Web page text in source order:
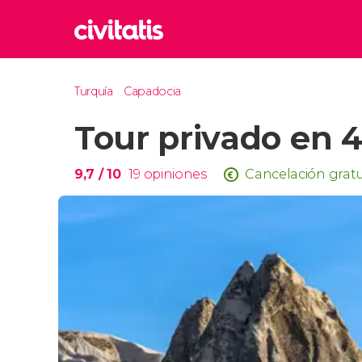
Reino
Turquía Capadocia
Tour privado en
9,7 / 10 19 opiniones Cancelación